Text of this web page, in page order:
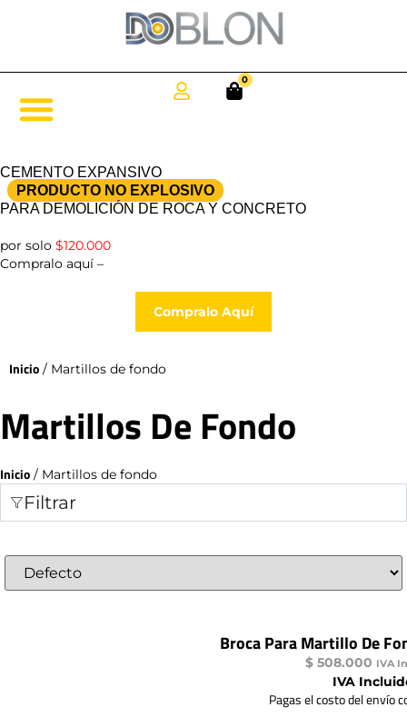
0
CEMENTO EXPANSIVO
PRODUCTO NO EXPLOSIVO
PARA DEMOLICIÓN DE ROCA Y CONCRETO
por solo $120.000
Compralo aquí –
Compralo Aquí
Inicio / Martillos de fondo
Martillos De Fondo
Inicio / Martillos de fondo
Filtrar
Sort Products
Broca Para Martillo De
$508.000 IVA
IVA
Pagas el costo del envío